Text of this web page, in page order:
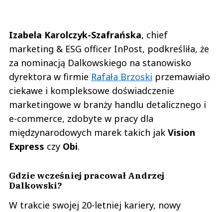
Izabela Karolczyk-Szafrańska, chief
marketing & ESG officer InPost, podkreśliła, że
za nominacją Dalkowskiego na stanowisko
dyrektora w firmie Rafała Brzoski przemawiało
ciekawe i kompleksowe doświadczenie
marketingowe w branży handlu detalicznego i
e-commerce, zdobyte w pracy dla
międzynarodowych marek takich jak Vision
Express czy Obi.
Gdzie wcześniej pracował Andrzej
Dalkowski?
W trakcie swojej 20-letniej kariery, nowy